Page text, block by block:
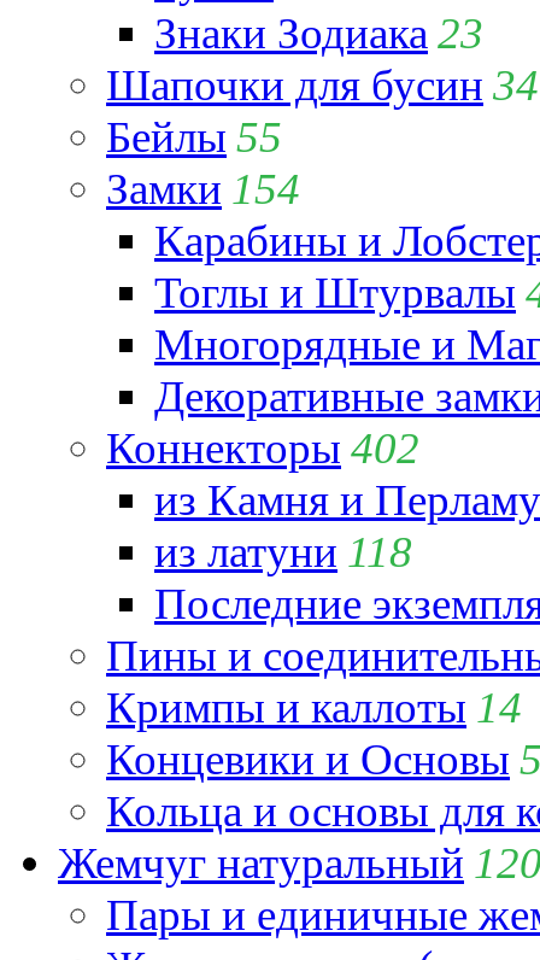
Знаки Зодиака 23
Шапочки для бусин 34
Бейлы 55
Замки 154
Карабины и
Тоглы и Штурвалы
Многорядные и
Декоративные
Коннекторы 402
из Камня и
из латуни 118
Последние
Пины и
Кримпы и каллоты 14
Концевики и Основы
Кольца и основы для
Жемчуг натуральный
Пары и единичные